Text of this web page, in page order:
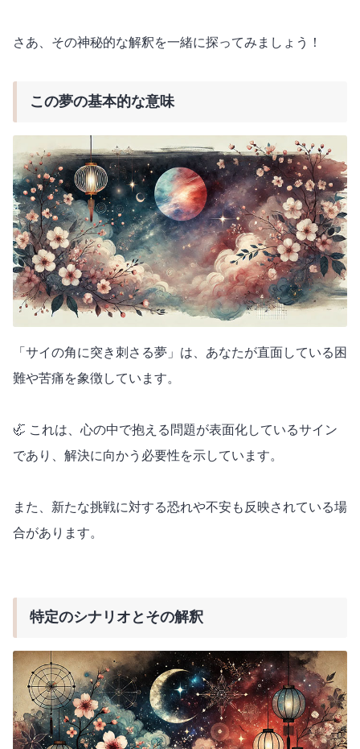
さあ、その神秘的な解釈を一緒に探ってみましょう！
この夢の基本的な意味
「サイの角に突き刺さる夢」は、あなたが直面している困
難や苦痛を象徴しています。
🦏 これは、心の中で抱える問題が表面化しているサイン
であり、解決に向かう必要性を示しています。
また、新たな挑戦に対する恐れや不安も反映されている場
合があります。
特定のシナリオとその解釈